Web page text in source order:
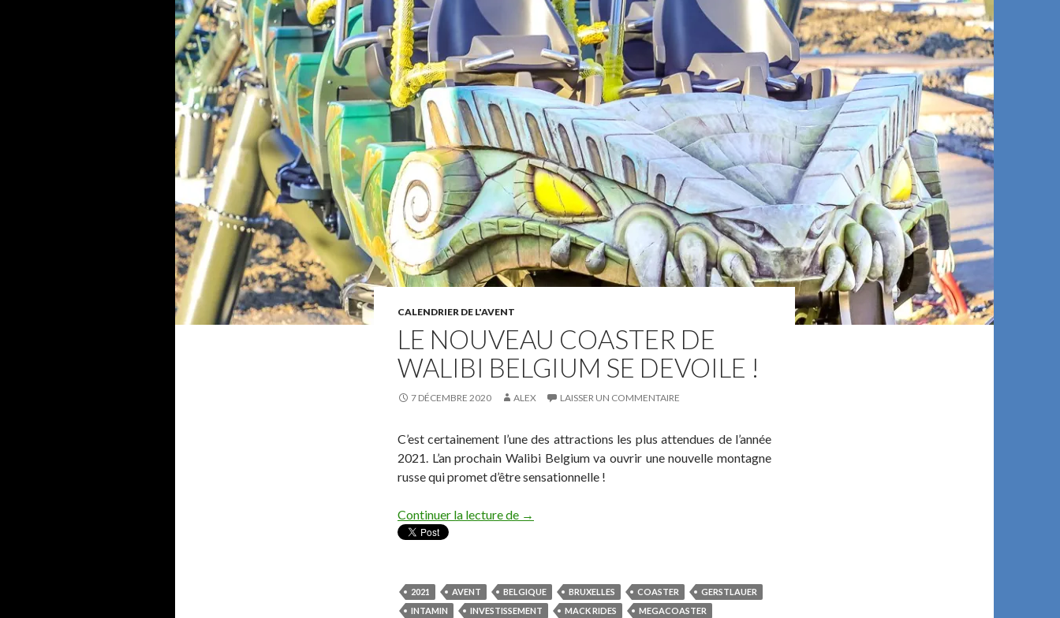
CALENDRIER DE L'AVENT
LE NOUVEAU COASTER DE
WALIBI BELGIUM SE DEVOILE !
7 DÉCEMBRE 2020 ALEX LAISSER UN COMMENTAIRE
C’est certainement l’une des attractions les plus attendues de l’année
2021. L’an prochain Walibi Belgium va ouvrir une nouvelle montagne
russe qui promet d’être sensationnelle !
Continuer la lecture de LE NOUVEAU COASTER DE WALIBI BELGIUM SE DEVOILE !
→
2021 AVENT BELGIQUE BRUXELLES COASTER
GERSTLAUER
INTAMIN
INVESTISSEMENT MACK RIDES MEGACOASTER